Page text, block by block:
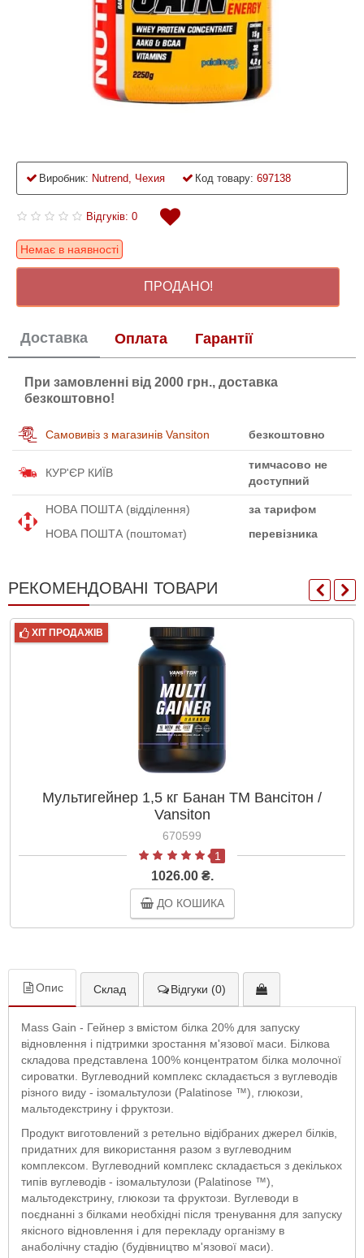
Виробник: Nutrend, Чехия Код товару: 697138
Відгуків: 0
Немає в наявності
ПРОДАНО!
Доставка Оплата Гарантії
При замовленні від 2000 грн., доставка
безкоштовно!
Самовивіз з магазинів Vansiton безкоштовно
КУР'ЄР КИЇВ
тимчасово не
доступний
НОВА ПОШТА (відділення)
за тарифом
НОВА ПОШТА (поштомат)
перевізника
РЕКОМЕНДОВАНІ ТОВАРИ
ХІТ ПРОДАЖІВ
Мультигейнер 1,5 кг Банан ТМ Вансітон /
Vansiton
670599
1
1026.00 ₴.
ДО КОШИКА
Опис Склад Відгуки (0)
Mass Gain - Гейнер з вмістом білка 20% для запуску
відновлення і підтримки зростання м'язової маси. Білкова
складова представлена 100% концентратом білка молочної
сироватки. Вуглеводний комплекс складається з вуглеводів
різного виду - ізомальтулози (Palatinose ™), глюкози,
мальтодекстрину і фруктози.
Продукт виготовлений з ретельно відібраних джерел білків,
придатних для використання разом з вуглеводним
комплексом. Вуглеводний комплекс складається з декількох
типів вуглеводів - ізомальтулози (Palatinose ™),
мальтодекстрину, глюкози та фруктози. Вуглеводи в
поєднанні з білками необхідні після тренування для запуску
якісного відновлення і для перекладу організму в
анаболічну стадію (будівництво м'язової маси).